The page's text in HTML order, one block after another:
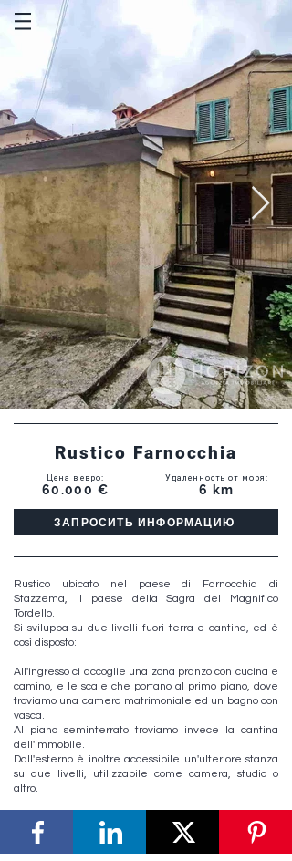
Rustico Farnocchia
Цена в евро:
60.000 €
Удаленность от моря :
6 km
ЗАПРОСИТЬ ИНФОРМАЦИЮ
Rustico ubicato nel paese di Farnocchia di
Stazzema, il paese della Sagra del Magnifico
Tordello.
Si sviluppa su due livelli fuori terra e cantina, ed è
così disposto:
All'ingresso ci accoglie una zona pranzo con cucina e
camino, e le scale che portano al primo piano, dove
troviamo una camera matrimoniale ed un bagno con
vasca.
Al piano seminterrato troviamo invece la cantina
dell'immobile.
Dall'esterno è inoltre accessibile un'ulteriore stanza
su due livelli, utilizzabile come camera, studio o
altro.